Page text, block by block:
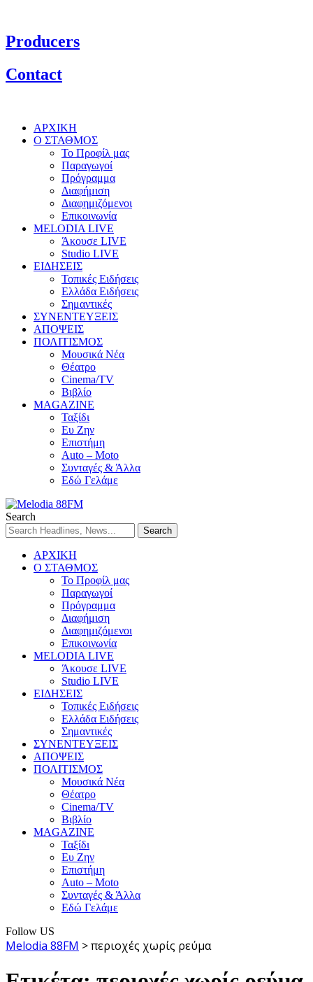
Producers
Contact
ΑΡΧΙΚΗ
Ο ΣΤΑΘΜΟΣ
Το Προφίλ μας
Παραγωγοί
Πρόγραμμα
Διαφήμιση
Διαφημιζόμενοι
Επικοινωνία
MELODIA LIVE
Άκουσε LIVE
Studio LIVE
ΕΙΔΗΣΕΙΣ
Τοπικές Ειδήσεις
Ελλάδα Ειδήσεις
Σημαντικές
ΣΥΝΕΝΤΕΥΞΕΙΣ
ΑΠΟΨΕΙΣ
ΠΟΛΙΤΙΣΜΟΣ
Μουσικά Νέα
Θέατρο
Cinema/TV
Βιβλίο
MAGAZINE
Ταξίδι
Ευ Ζην
Επιστήμη
Auto – Moto
Συνταγές & Άλλα
Εδώ Γελάμε
Search
ΑΡΧΙΚΗ
Ο ΣΤΑΘΜΟΣ
Το Προφίλ μας
Παραγωγοί
Πρόγραμμα
Διαφήμιση
Διαφημιζόμενοι
Επικοινωνία
MELODIA LIVE
Άκουσε LIVE
Studio LIVE
ΕΙΔΗΣΕΙΣ
Τοπικές Ειδήσεις
Ελλάδα Ειδήσεις
Σημαντικές
ΣΥΝΕΝΤΕΥΞΕΙΣ
ΑΠΟΨΕΙΣ
ΠΟΛΙΤΙΣΜΟΣ
Μουσικά Νέα
Θέατρο
Cinema/TV
Βιβλίο
MAGAZINE
Ταξίδι
Ευ Ζην
Επιστήμη
Auto – Moto
Συνταγές & Άλλα
Εδώ Γελάμε
Follow US
Melodia 88FM >περιοχές χωρίς ρεύμα